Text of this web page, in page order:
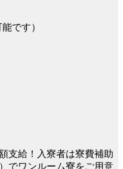
です）
支給！入寮者は寮費補助
でワンルーム寮をご用意